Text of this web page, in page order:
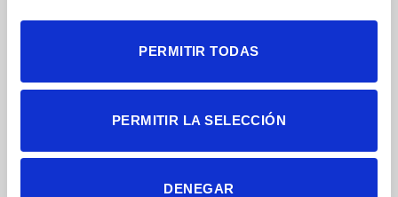
PERMITIR TODAS
PERMITIR LA SELECCIÓN
DENEGAR
Laura
Neurobiología molecular y
Mónica
Neurobiología celular y de